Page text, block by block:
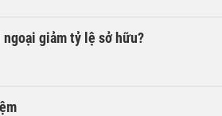
giảm tỷ lệ sở hữu?